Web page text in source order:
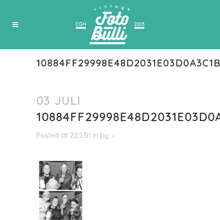
03 JULI
Posted at 22:53h in by